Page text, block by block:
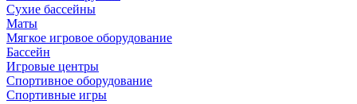
Сухие бассейны
Маты
Мягкое игровое оборудование
Бассейн
Игровые центры
Спортивное оборудование
Спортивные игры